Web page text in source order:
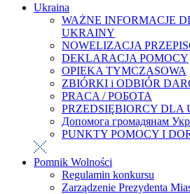
Ukraina
WAŻNE INFORMACJE
UKRAINY
NOWELIZACJA
DEKLARACJA POMOCY
OPIEKA TYMCZASOWA
ZBIÓRKI i ODBIÓR
PRACA / РОБОТА
PRZEDSIĘBIORCY DLA
Допомога громадянам
PUNKTY POMOCY I
Pomnik Wolności
Regulamin konkursu
Zarządzenie Prezydenta